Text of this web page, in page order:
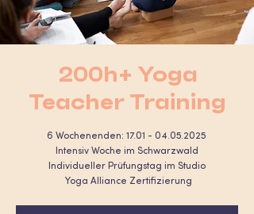
200h+ Yoga
Teacher Training
6 Wochenenden: 17.01 - 04.05.2025
Intensiv Woche im Schwarzwald
Individueller Prüfungstag im Studio
Yoga Alliance Zertifizierung